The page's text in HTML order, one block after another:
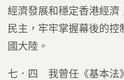
經濟發展和穩定香港經濟
民主，牢牢掌握幕後的控
國大陸。
七．四 我曾任《基本法